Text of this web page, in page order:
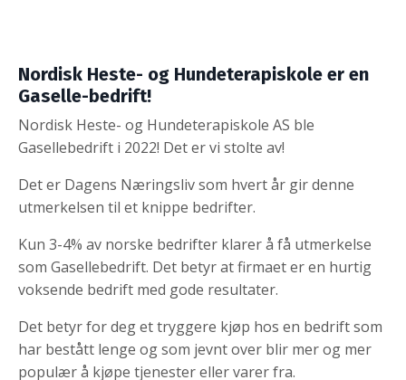
Nordisk Heste- og Hundeterapiskole er en
Gaselle-bedrift!
Nordisk Heste- og Hundeterapiskole AS ble
Gasellebedrift i 2022! Det er vi stolte av!
Det er Dagens Næringsliv som hvert år gir denne
utmerkelsen til et knippe bedrifter.
Kun 3-4% av norske bedrifter klarer å få utmerkelse
som Gasellebedrift. Det betyr at firmaet er en hurtig
voksende bedrift med gode resultater.
Det betyr for deg et tryggere kjøp hos en bedrift som
har bestått lenge og som jevnt over blir mer og mer
populær å kjøpe tjenester eller varer fra.